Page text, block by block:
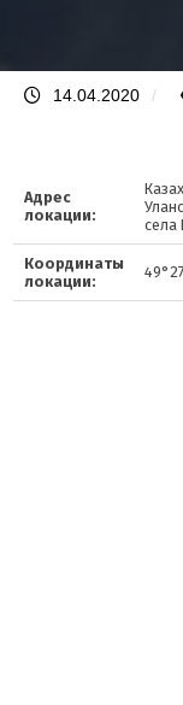
14.04.2020 /
Адрес
локации:
села
Координаты
локации: